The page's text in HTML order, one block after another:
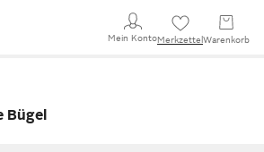
Mein KontoMerkzettel Warenkorb
Bügel